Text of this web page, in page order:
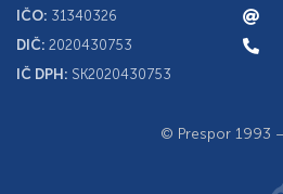
IČO: 31340326
DIČ: 2020430753
IČ DPH: SK2020430753
© Prespor 1993